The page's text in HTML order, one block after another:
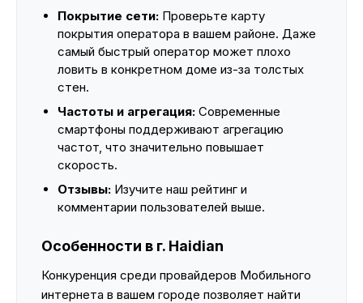
Покрытие сети: Проверьте карту
покрытия оператора в вашем районе. Даже
самый быстрый оператор может плохо
ловить в конкретном доме из-за толстых
стен.
Частоты и агрегация: Современные
смартфоны поддерживают агрегацию
частот, что значительно повышает
скорость.
Отзывы: Изучите наш рейтинг и
комментарии пользователей выше.
Особенности в г. Haidian
Конкуренция среди провайдеров Мобильного
интернета в вашем городе позволяет найти